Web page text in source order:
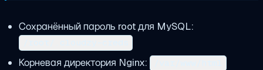
Сохранённый пароль root для MySQL:
Корневая директория Nginx: